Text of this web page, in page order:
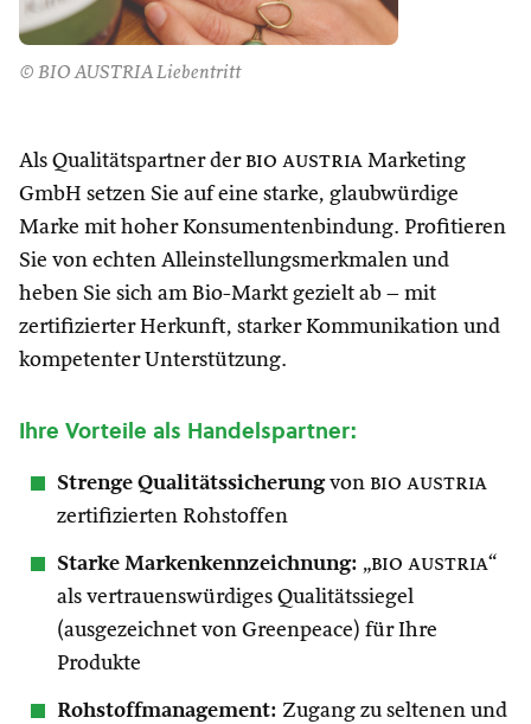
© BIO AUSTRIA Liebentritt
Als Qualitätspartner der bio austria Marketing
GmbH setzen Sie auf eine starke, glaubwürdige
Marke mit hoher Konsumentenbindung. Profitieren
Sie von echten Alleinstellungsmerkmalen und
heben Sie sich am Bio-Markt gezielt ab – mit
zertifizierter Herkunft, starker Kommunikation und
kompetenter Unterstützung.
Ihre Vorteile als Handelspartner:
Strenge Qualitätssicherungvon bio austria
zertifizierten Rohstoffen
Starke Markenkennzeichnung: „bio austria“
als vertrauenswürdiges Qualitätssiegel
(ausgezeichnet von Greenpeace) für Ihre
Produkte
Rohstoffmanagement: Zugang zu seltenen und